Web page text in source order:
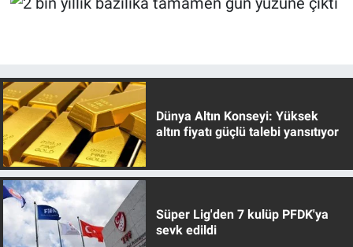
Dünya Altın Konseyi: Yüksek
altın fiyatı güçlü talebi yansıtıyor
Süper Lig'den 7 kulüp PFDK'ya
sevk edildi